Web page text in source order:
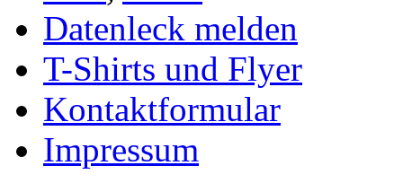
Datenleck melden
T-Shirts und Flyer
Kontaktformular
Impressum